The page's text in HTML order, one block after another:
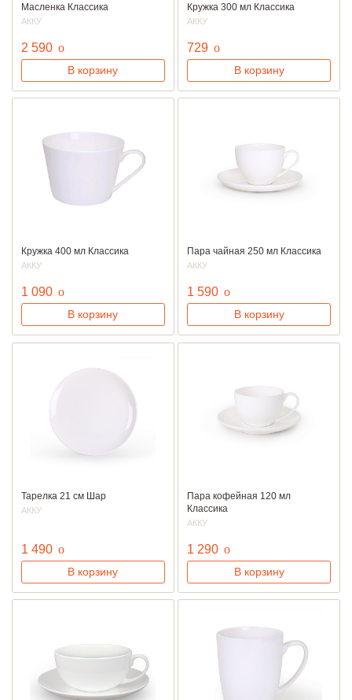
Масленка Классика
АККУ
2 590 руб.
o
В корзину
Кружка 300 мл Классика
АККУ
729 руб.
o
В корзину
Кружка 400 мл Классика
АККУ
1 090 руб.
o
В корзину
Пара чайная 250 мл Классика
АККУ
1 590 руб.
o
В корзину
Тарелка 21 см Шар
АККУ
1 490 руб.
o
В корзину
Пара кофейная 120 мл
Классика
АККУ
1 290 руб.
o
В корзину